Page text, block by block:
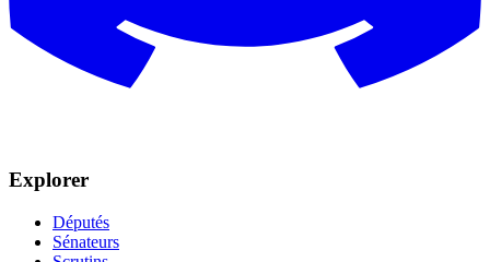
Explorer
Députés
Sénateurs